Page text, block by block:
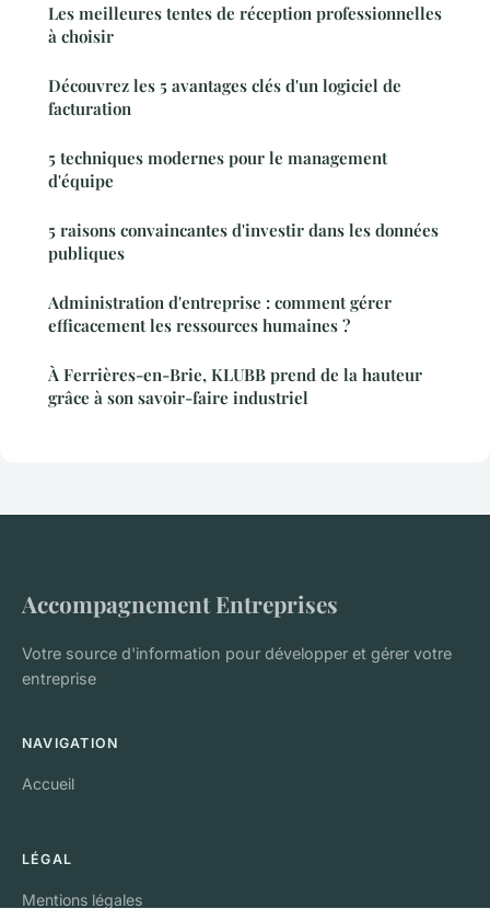
Les meilleures tentes de réception professionnelles
à choisir
Découvrez les 5 avantages clés d'un logiciel de
facturation
5 techniques modernes pour le management
d'équipe
5 raisons convaincantes d'investir dans les données
publiques
Administration d'entreprise : comment gérer
efficacement les ressources humaines ?
À Ferrières-en-Brie, KLUBB prend de la hauteur
grâce à son savoir-faire industriel
Accompagnement Entreprises
Votre source d'information pour développer et gérer votre
entreprise
NAVIGATION
Accueil
LÉGAL
Mentions légales